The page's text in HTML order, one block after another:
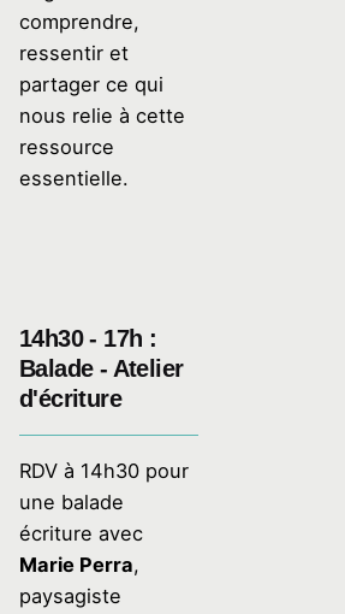
comprendre,
ressentir et
partager ce qui
nous relie à cette
ressource
essentielle.
14h30 - 17h :
Balade - Atelier
d'écriture
RDV à 14h30 pour
une balade
écriture avec
Marie Perra,
paysagiste